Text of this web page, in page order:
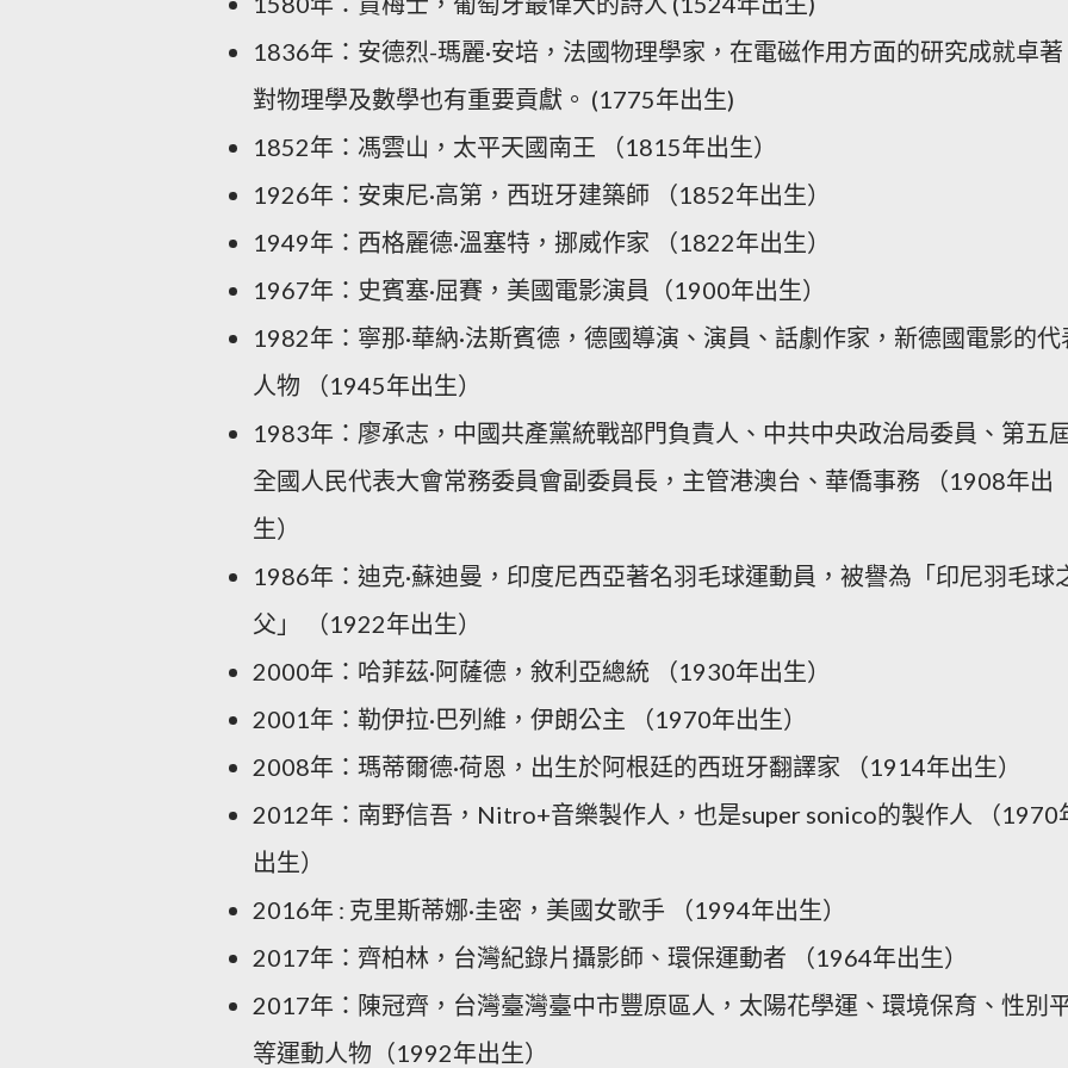
1836年：安德烈-瑪麗·安培，法國物理學家，在電磁作用方面的研究成就卓著
對物理學及數學也有重要貢獻。 (1775年出生)
1852年：馮雲山，太平天國南王 （1815年出生）
1926年：安東尼·高第，西班牙建築師 （1852年出生）
1949年：西格麗德·溫塞特，挪威作家 （1822年出生）
1967年：史賓塞·屈賽，美國電影演員（1900年出生）
1982年：寧那·華納·法斯賓德，德國導演、演員、話劇作家，新德國電影的代
人物 （1945年出生）
1983年：廖承志，中國共產黨統戰部門負責人、中共中央政治局委員、第五
全國人民代表大會常務委員會副委員長，主管港澳台、華僑事務 （1908年出
生）
1986年：迪克·蘇迪曼，印度尼西亞著名羽毛球運動員，被譽為「印尼羽毛球
父」 （1922年出生）
2000年：哈菲茲·阿薩德，敘利亞總統 （1930年出生）
2001年：勒伊拉·巴列維，伊朗公主 （1970年出生）
2008年：瑪蒂爾德·荷恩，出生於阿根廷的西班牙翻譯家 （1914年出生）
2012年： 南野信吾 ，Nitro+音樂製作人，也是super sonico的製作人 （1970
出生）
2016年 : 克里斯蒂娜·圭密，美國女歌手 （1994年出生）
2017年：齊柏林，台灣紀錄片攝影師、環保運動者 （1964年出生）
2017年：陳冠齊，台灣臺灣臺中市豐原區人，太陽花學運、環境保育、性別
等運動人物（1992年出生）